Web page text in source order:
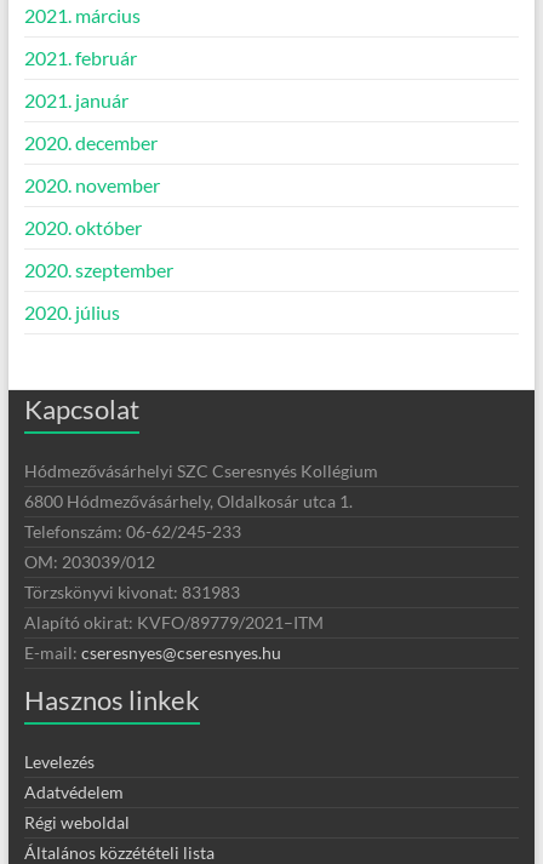
2021. március
2021. február
2021. január
2020. december
2020. november
2020. október
2020. szeptember
2020. július
Kapcsolat
Hódmezővásárhelyi SZC Cseresnyés Kollégium
6800 Hódmezővásárhely, Oldalkosár utca 1.
Telefonszám: 06-62/245-233
OM: 203039/012
Törzskönyvi kivonat: 831983
Alapító okirat: KVFO/89779/2021–ITM
E-mail: cseresnyes@cseresnyes.hu
Hasznos linkek
Levelezés
Adatvédelem
Régi weboldal
Általános közzétételi lista